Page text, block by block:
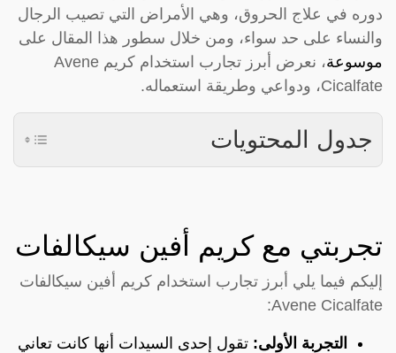
دوره في علاج الحروق، وهي الأمراض التي تصيب الرجال
والنساء على حد سواء، ومن خلال سطور هذا المقال على
موسوعة
، نعرض أبرز تجارب استخدام كريم Avene
Cicalfate، ودواعي وطريقة استعماله.
جدول المحتويات
تجربتي مع كريم أفين سيكالفات
إليكم فيما يلي أبرز تجارب استخدام كريم أفين سيكالفات
Avene Cicalfate:
التجربة الأولى: تقول إحدى السيدات أنها كانت تعاني